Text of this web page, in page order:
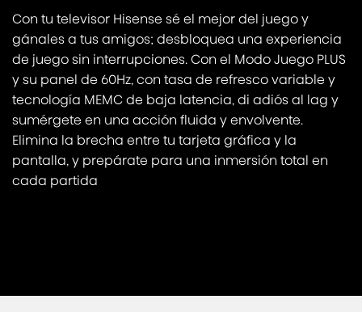
Con tu televisor Hisense sé el mejor del juego y
gánales a tus amigos; desbloquea una experiencia
de juego sin interrupciones. Con el Modo Juego PLUS
y su panel de 60Hz, con tasa de refresco variable y
tecnología MEMC de baja latencia, di adiós al lag y
sumérgete en una acción fluida y envolvente.
Elimina la brecha entre tu tarjeta gráfica y la
pantalla, y prepárate para una inmersión total en
cada partida